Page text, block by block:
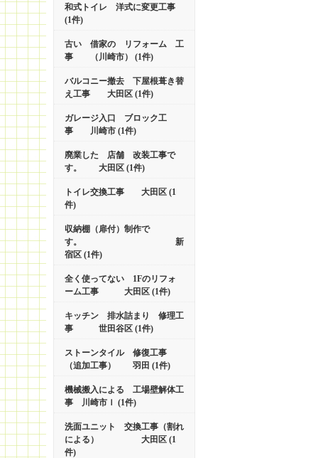
和式トイレ 洋式に変更工事
(1件)
古い 借家の リフォーム 工
事 （川崎市） (1件)
バルコニー撤去 下屋根葺き替
え工事 大田区 (1件)
ガレージ入口 ブロック工
事 川崎市 (1件)
廃業した 店舗 改装工事で
す。 大田区 (1件)
トイレ交換工事 大田区 (1
件)
収納棚（扉付）制作で
す。 新
宿区 (1件)
全く使ってない 1Fのリフォ
ーム工事 大田区 (1件)
キッチン 排水詰まり 修理工
事 世田谷区 (1件)
ストーンタイル 修復工事
（追加工事） 羽田 (1件)
機械搬入による 工場壁解体工
事 川崎市ｌ (1件)
洗面ユニット 交換工事（割れ
による） 大田区 (1
件)